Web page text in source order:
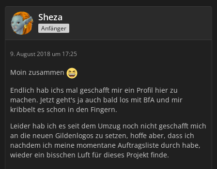
Sheza
Anfänger
9. August 2018 um 17:25
Moin zusammen
Endlich hab ichs mal geschafft mir ein Profil hier zu
machen. Jetzt geht's ja auch bald los mit BfA und mir
kribbelt es schon in den Fingern.
Leider hab ich es seit dem Umzug noch nicht geschafft mich
an die neuen Gildenlogos zu setzen, hoffe aber, dass ich
nachdem ich meine momentane Auftragsliste durch habe,
wieder ein bisschen Luft für dieses Projekt finde.